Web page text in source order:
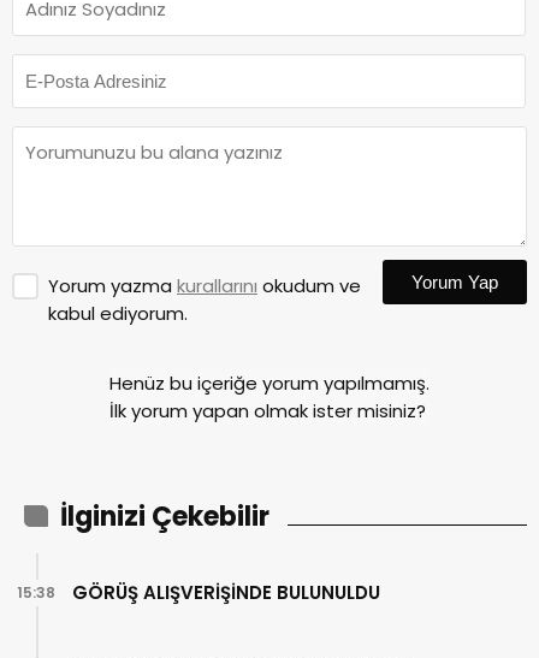
Yorum yazma kurallarını okudum ve
kabul ediyorum.
Yorum Yap
Henüz bu içeriğe yorum yapılmamış.
İlk yorum yapan olmak ister misiniz?
İlginizi Çekebilir
GÖRÜŞ ALIŞVERİŞİNDE BULUNULDU
15:38